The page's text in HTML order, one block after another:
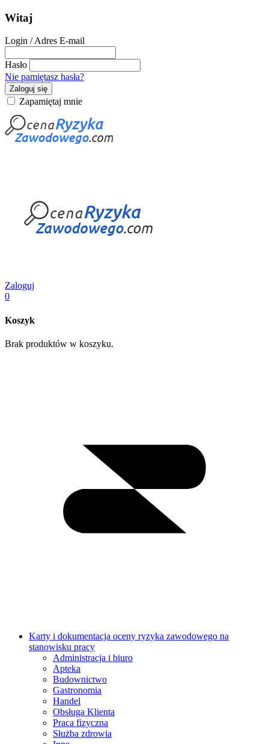
Witaj
Login / Adres E-mail
Hasło
Nie pamiętasz hasła?
Zaloguj się
Zapamiętaj mnie
Zaloguj
0
Koszyk
Brak produktów w koszyku.
Karty i dokumentacja oceny ryzyka zawodowego na
stanowisku pracy
Administracja i biuro
Apteka
Budownictwo
Gastronomia
Handel
Obsługa Klienta
Praca fizyczna
Służba zdrowia